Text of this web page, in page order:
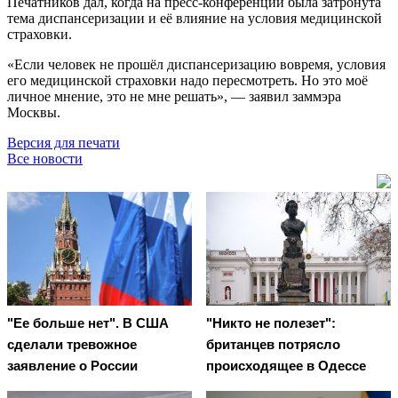
тема диспансеризации и её влияние на условия медицинской
страховки.
«Если человек не прошёл диспансеризацию вовремя, условия
его медицинской страховки надо пересмотреть. Но это моё
личное мнение, это не мне решать», — заявил заммэра
Москвы.
Версия для печати
Все новости
"Ее больше нет". В США
сделали тревожное
заявление о России
"Никто не полезет":
британцев потрясло
происходящее в Одессе